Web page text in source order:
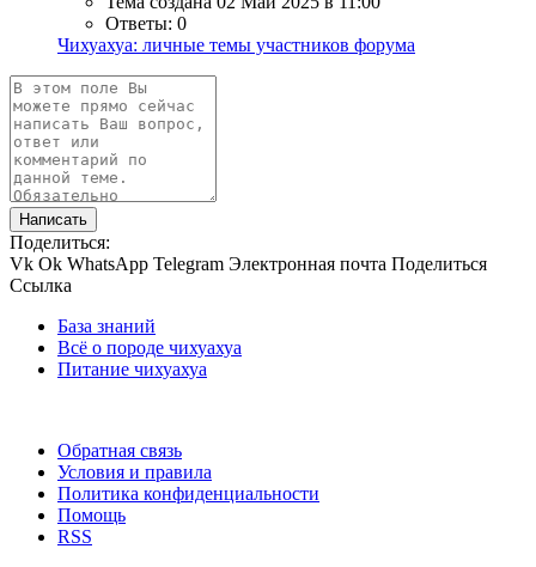
Ответы: 0
Чихуахуа: личные темы участников форума
Написать
Поделиться:
Vk Ok WhatsApp Telegram Электронная почта Поделиться
Ссылка
База знаний
Всё о породе чихуахуа
Питание чихуахуа
Обратная связь
Условия и правила
Политика конфиденциальности
Помощь
RSS